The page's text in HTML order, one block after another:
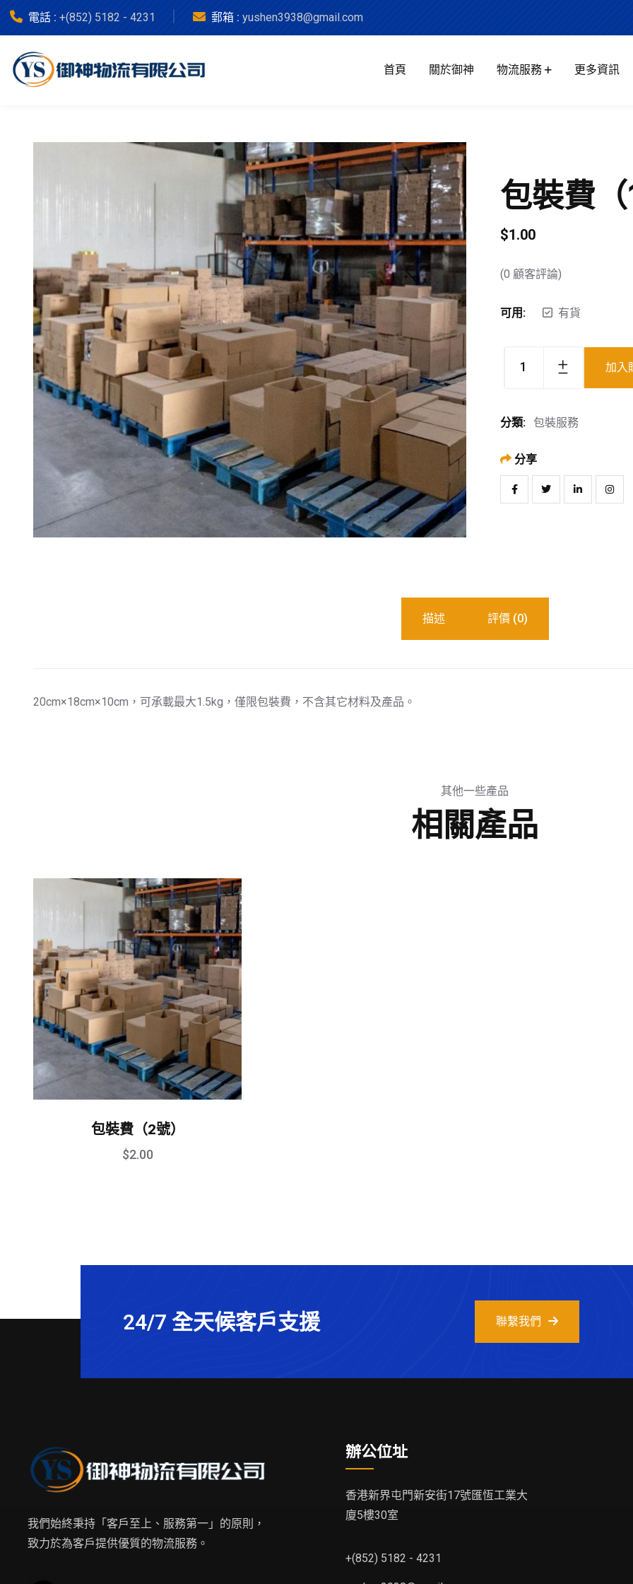
電話 : +(852) 5182 - 4231 郵箱 : yushen3938@gmail.com
首頁 關於御神 物流服務 更多資訊
包裝費
$1.00
(0 顧客評論)
可用: 有貨
加入
分類: 包裝服務
分享
描述 評價 (0)
20cm×18cm×10cm，可承載最大1.5kg，僅限包裝費，不含其它材料及產品。
其他一些產品
相關產品
包裝費（2號）
$2.00
24/7 全天候客戶支援 聯繫我們
我們始終秉持「客戶至上、服務第一」的原則，
致力於為客戶提供優質的物流服務。
辦公位址
香港新界屯門新安街17號匯恆工業大
廈5樓30室
+(852) 5182 - 4231